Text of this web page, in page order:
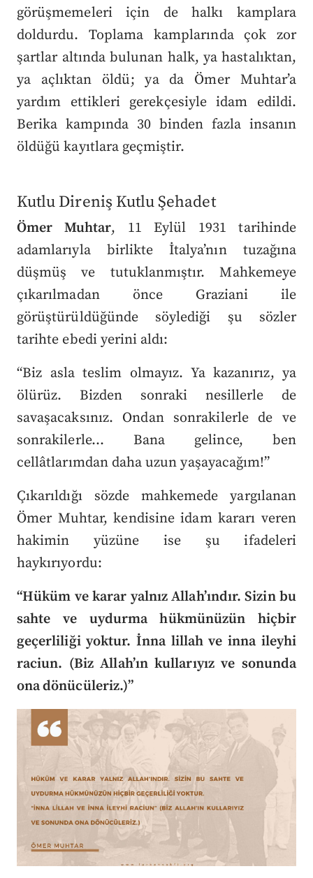
görüşmemeleri için de halkı kamplara
doldurdu. Toplama kamplarında çok zor
şartlar altında bulunan halk, ya hastalıktan,
ya açlıktan öldü; ya da Ömer Muhtar’a
yardım ettikleri gerekçesiyle idam edildi.
Berika kampında 30 binden fazla insanın
öldüğü kayıtlara geçmiştir.
Kutlu Direniş Kutlu Şehadet
Ömer Muhtar, 11 Eylül 1931 tarihinde
adamlarıyla birlikte İtalya’nın tuzağına
düşmüş ve tutuklanmıştır. Mahkemeye
çıkarılmadan önce Graziani ile
görüştürüldüğünde söylediği şu sözler
tarihte ebedi yerini aldı:
“Biz asla teslim olmayız. Ya kazanırız, ya
ölürüz. Bizden sonraki nesillerle de
savaşacaksınız. Ondan sonrakilerle de ve
sonrakilerle… Bana gelince, ben
cellâtlarımdan daha uzun yaşayacağım!”
Çıkarıldığı sözde mahkemede yargılanan
Ömer Muhtar, kendisine idam kararı veren
hakimin yüzüne ise şu ifadeleri
haykırıyordu:
“Hüküm ve karar yalnız Allah’ındır. Sizin bu
sahte ve uydurma hükmünüzün hiçbir
geçerliliği yoktur. İnna lillah ve inna ileyhi
raciun. (Biz Allah’ın kullarıyız ve sonunda
ona dönücüleriz.)”